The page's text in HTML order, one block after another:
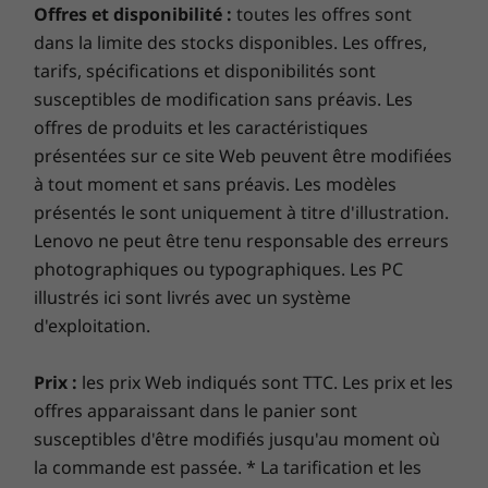
Conçu pour atteindre les étoiles
Faites décoller votre imagination avec un
ordinateur portable conçu avec un châssis 2-
en-1 en métal digne de l’aérospatiale et
capable de s’adapter à n’importe quelle
avec un revêtement en cuir véritable noir
fumée en option provenant de sources
responsables et fabriqué à la main via un
processus d’assemblage et d’inspection en 20
Bluetooth
5.0
Ports et emplacements
Port USB-A 3.1 Gen 2
2 ports USB-C 3.2 Gen 1 (Thunderbolt 4, DisplayPort™
et Power Delivery)
Connecteur mixte écouteurs/micro
* Les caractéristiques et spécifications ci-contre ne reflètent pas
forcément les versions disponibles à la vente dans ce pays !
expérience de support atteint de nouveaux sommets !
Profitez de performances et d'une
sécurité optimales pour votre PC
Préparez-vous à vous lancer dans un parcours
galvanisant avecLenovo Smart Lock, optimisé par
Absolute® . Vous gardez le contrôle, où que vous soyez
dans le monde. Localisez, verrouillez, sécurisez et
récupérez votre PC volé à votre demande. Associez
cette fonctionnalité àLenovo Smart Performance
préparez-vous à voir les performances quotidiennes de
votre PC grimper en flèche. Profitez d’une expérience
de l’excellence et de la sécurité du PC pour votre
nouveau périphérique Lenovo.
Offres et disponibilité : toutes les offres sont
dans la limite des stocks disponibles. Les offres,
tarifs, spécifications et disponibilités sont
susceptibles de modification sans préavis. Les
offres de produits et les caractéristiques
présentées sur ce site Web peuvent être modifiées
à tout moment et sans préavis. Les modèles
présentés le sont uniquement à titre d'illustration.
Lenovo ne peut être tenu responsable des erreurs
photographiques ou typographiques. Les PC
illustrés ici sont livrés avec un système
d'exploitation.
Prix : les prix Web indiqués sont TTC. Les prix et les
offres apparaissant dans le panier sont
susceptibles d'être modifiés jusqu'au moment où
la commande est passée. * La tarification et les